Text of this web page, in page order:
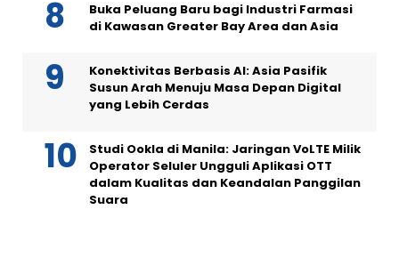
Buka Peluang Baru bagi Industri Farmasi
di Kawasan Greater Bay Area dan Asia
Konektivitas Berbasis AI: Asia Pasifik
Susun Arah Menuju Masa Depan Digital
yang Lebih Cerdas
Studi Ookla di Manila: Jaringan VoLTE Milik
Operator Seluler Ungguli Aplikasi OTT
dalam Kualitas dan Keandalan Panggilan
Suara